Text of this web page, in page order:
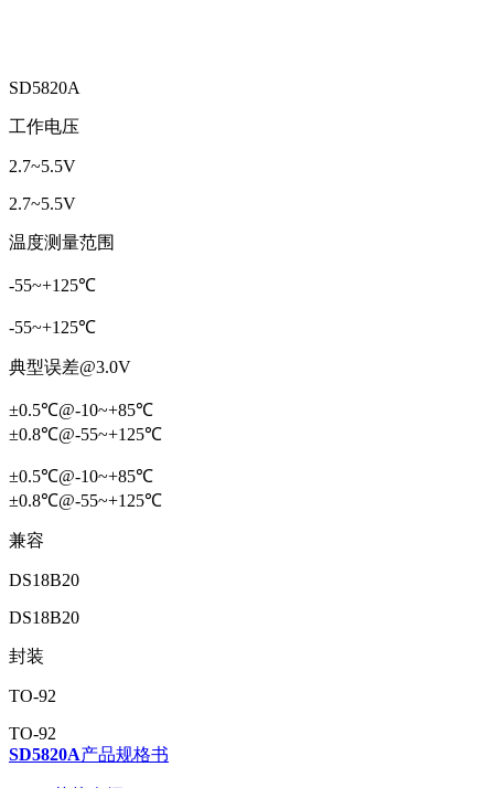
SD5820A
工作电压
2.7~5.5V
2.7~5.5V
温度测量范围
-55~+125℃
-55~+125℃
典型误差@3.0V
±0.5℃@-10~+85℃
±0.8℃@-55~+125℃
±0.5℃@-10~+85℃
±0.8℃@-55~+125℃
兼容
DS18B20
DS18B20
封装
TO-92
TO-92
SD5820A产品规格书